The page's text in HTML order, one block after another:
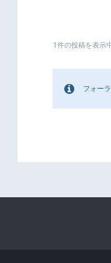
1件の投稿を表示
フォー